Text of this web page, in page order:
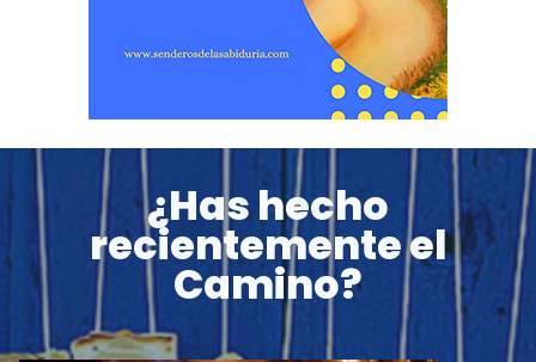
¿Has hecho
recientemente el
Camino?